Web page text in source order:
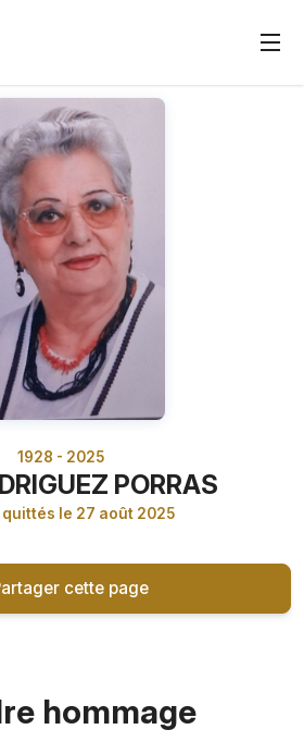
1928 - 2025
PORRAS
quittés le 27 août 2025
cette page
hommage